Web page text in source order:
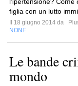
figlia con un lutto
Il 18 giugno 2014 da
NONE
Le bande
mondo